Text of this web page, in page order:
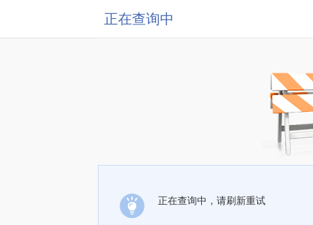
正在查询中
正在查询中，请刷新重试